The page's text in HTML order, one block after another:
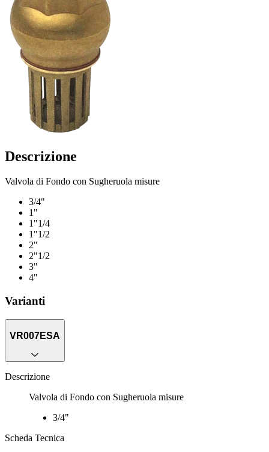
Descrizione
Valvola di Fondo con Sugheruola misure
3/4"
1"
1"1/4
1"1/2
2"
2"1/2
3"
4"
Varianti
VR007ESA
Descrizione
Valvola di Fondo con Sugheruola misure
3/4"
Scheda Tecnica